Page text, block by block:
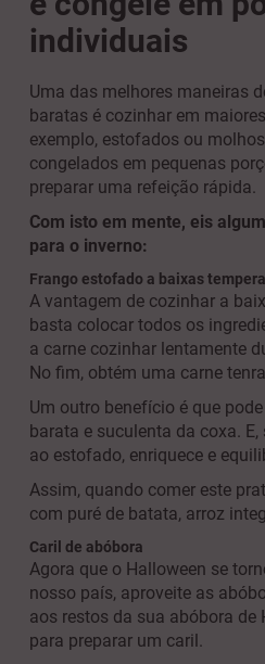
individuais
Uma das melhores maneiras
baratas é cozinhar em
exemplo, estofados ou
congelados em pequenas
preparar uma refeição rápida.
Com isto em mente, eis
para o inverno:
Frango estofado a baixas
A vantagem de cozinhar a
basta colocar todos os
a carne cozinhar lentamente
No fim, obtém uma carne
Um outro benefício é que
barata e suculenta da coxa.
ao estofado, enriquece e
Assim, quando comer este
com puré de batata, arroz
Caril de abóbora
Agora que o Halloween se
nosso país, aproveite as
aos restos da sua abóbora de
para preparar um caril.